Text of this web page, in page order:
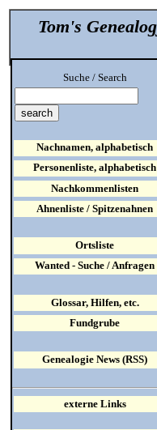
Tom's
Suche / Search
Nachnamen, alphabetisch
Personenliste, alphabetisch
Nachkommenlisten
Ahnenliste / Spitzenahnen
Ortsliste
Wanted - Suche / Anfragen
Glossar, Hilfen, etc.
Fundgrube
Genealogie News (RSS)
externe Links